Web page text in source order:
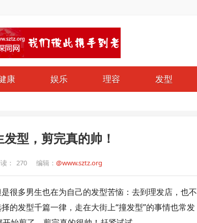
康 娱乐 理容 发型
型，剪完真的帅！
： 270 编辑： @www.sztz.org
很多男生也在为自己的发型苦恼：去到理发店，也不
的发型千篇一律，走在大街上“撞发型”的事情也常发